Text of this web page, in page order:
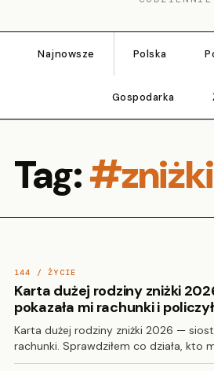
Najnowsze Polska
Gospodarka
Tag:#zniżki
144 / ŻYCIE
Karta dużej rodziny zniżki
pokazała mi rachunki i
Karta dużej rodziny zniżki 2026 —
rachunki. Sprawdziłem co działa, kto